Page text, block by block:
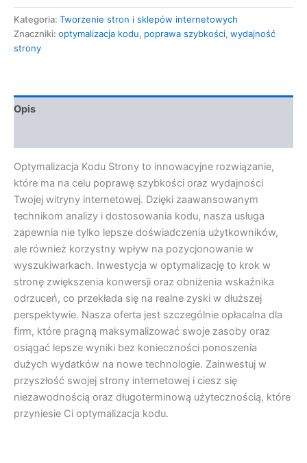
Kategoria: Tworzenie stron i sklepów internetowych
Znaczniki: optymalizacja kodu, poprawa szybkości, wydajność
strony
Opis
Optymalizacja Kodu Strony to innowacyjne rozwiązanie,
które ma na celu poprawę szybkości oraz wydajności
Twojej witryny internetowej. Dzięki zaawansowanym
technikom analizy i dostosowania kodu, nasza usługa
zapewnia nie tylko lepsze doświadczenia użytkowników,
ale również korzystny wpływ na pozycjonowanie w
wyszukiwarkach. Inwestycja w optymalizację to krok w
stronę zwiększenia konwersji oraz obniżenia wskaźnika
odrzuceń, co przekłada się na realne zyski w dłuższej
perspektywie. Nasza oferta jest szczególnie opłacalna dla
firm, które pragną maksymalizować swoje zasoby oraz
osiągać lepsze wyniki bez konieczności ponoszenia
dużych wydatków na nowe technologie. Zainwestuj w
przyszłość swojej strony internetowej i ciesz się
niezawodnością oraz długoterminową użytecznością, które
przyniesie Ci optymalizacja kodu.